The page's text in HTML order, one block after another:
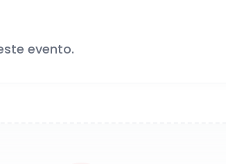
evento.